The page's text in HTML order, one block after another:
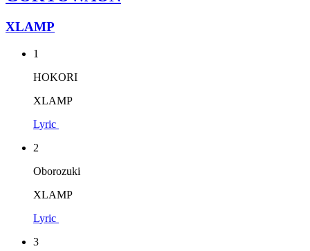
XLAMP
1
HOKORI
XLAMP
Lyric
2
Oborozuki
XLAMP
Lyric
3